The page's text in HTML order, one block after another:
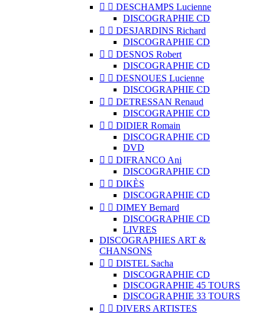
  DESCHAMPS Lucienne
DISCOGRAPHIE CD
  DESJARDINS Richard
DISCOGRAPHIE CD
  DESNOS Robert
DISCOGRAPHIE CD
  DESNOUES Lucienne
DISCOGRAPHIE CD
  DETRESSAN Renaud
DISCOGRAPHIE CD
  DIDIER Romain
DISCOGRAPHIE CD
DVD
  DIFRANCO Ani
DISCOGRAPHIE CD
  DIKÈS
DISCOGRAPHIE CD
  DIMEY Bernard
DISCOGRAPHIE CD
LIVRES
DISCOGRAPHIES ART &
CHANSONS
  DISTEL Sacha
DISCOGRAPHIE CD
DISCOGRAPHIE 45 TOURS
DISCOGRAPHIE 33 TOURS
  DIVERS ARTISTES